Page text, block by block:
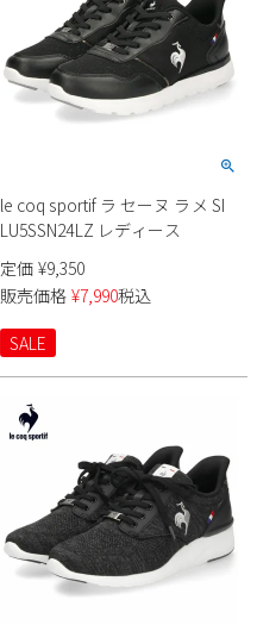
le coq sportif ラ セーヌ ラメ SI
LU5SSN24LZ レディース
定価 ¥9,350
販売価格 ¥7,990税込
SALE